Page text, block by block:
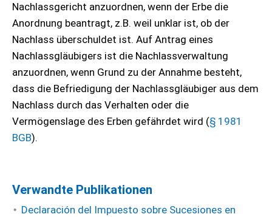
Nachlassgericht anzuordnen, wenn der Erbe die
Anordnung beantragt, z.B. weil unklar ist, ob der
Nachlass überschuldet ist. Auf Antrag eines
Nachlassgläubigers ist die Nachlassverwaltung
anzuordnen, wenn Grund zu der Annahme besteht,
dass die Befriedigung der Nachlassgläubiger aus dem
Nachlass durch das Verhalten oder die
Vermögenslage des Erben gefährdet wird (§ 1981
BGB).
Verwandte Publikationen
Declaración del Impuesto sobre Sucesiones en